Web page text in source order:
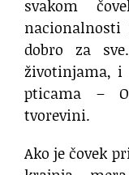
svakom
dobro za
životinjama, i
pticama –
tvorevini.
Ako je čovek